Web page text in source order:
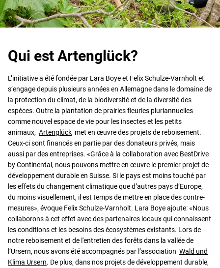
Qui est Artenglück?
L’initiative a été fondée par Lara Boye et Felix Schulze-Varnholt et
s’engage depuis plusieurs années en Allemagne dans le domaine de
la protection du climat, de la biodiversité et de la diversité des
espèces. Outre la plantation de prairies fleuries pluriannuelles
comme nouvel espace de vie pour les insectes et les petits
animaux, Artenglück met en œuvre des projets de reboisement.
Ceux-ci sont financés en partie par des donateurs privés, mais
aussi par des entreprises. «Grâce à la collaboration avec BestDrive
by Continental, nous pouvons mettre en œuvre le premier projet de
développement durable en Suisse. Si le pays est moins touché par
les effets du changement climatique que d’autres pays d’Europe,
du moins visuellement, il est temps de mettre en place des contre-
mesures», évoque Felix Schulze-Varnholt. Lara Boye ajoute: «Nous
collaborons à cet effet avec des partenaires locaux qui connaissent
les conditions et les besoins des écosystèmes existants. Lors de
notre reboisement et de l'entretien des forêts dans la vallée de
l’Ursern, nous avons été accompagnés par l’association Wald und
Klima Ursern. De plus, dans nos projets de développement durable,